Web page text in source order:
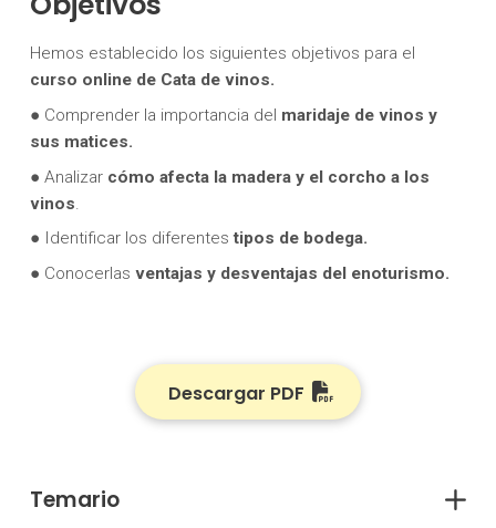
Hemos establecido los siguientes objetivos para el
curso online de Cata de vinos.
● Comprender la importancia del maridaje de vinos y
sus matices.
● Analizar cómo afecta la madera y el corcho a los
vinos.
● Identificar los diferentestipos de bodega.
● Conocerlas ventajas y desventajas del enoturismo.
Descargar PDF
Temario